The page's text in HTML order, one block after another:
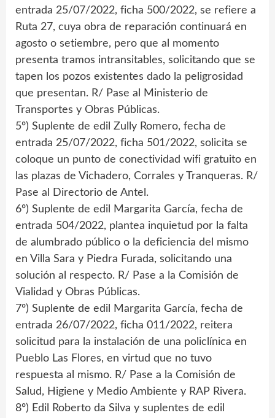
entrada 25/07/2022, ficha 500/2022, se refiere a
Ruta 27, cuya obra de reparación continuará en
agosto o setiembre, pero que al momento
presenta tramos intransitables, solicitando que se
tapen los pozos existentes dado la peligrosidad
que presentan. R/ Pase al Ministerio de
Transportes y Obras Públicas.
5º) Suplente de edil Zully Romero, fecha de
entrada 25/07/2022, ficha 501/2022, solicita se
coloque un punto de conectividad wifi gratuito en
las plazas de Vichadero, Corrales y Tranqueras. R/
Pase al Directorio de Antel.
6º) Suplente de edil Margarita García, fecha de
entrada 504/2022, plantea inquietud por la falta
de alumbrado público o la deficiencia del mismo
en Villa Sara y Piedra Furada, solicitando una
solución al respecto. R/ Pase a la Comisión de
Vialidad y Obras Públicas.
7º) Suplente de edil Margarita García, fecha de
entrada 26/07/2022, ficha 011/2022, reitera
solicitud para la instalación de una policlínica en
Pueblo Las Flores, en virtud que no tuvo
respuesta al mismo. R/ Pase a la Comisión de
Salud, Higiene y Medio Ambiente y RAP Rivera.
8º) Edil Roberto da Silva y suplentes de edil